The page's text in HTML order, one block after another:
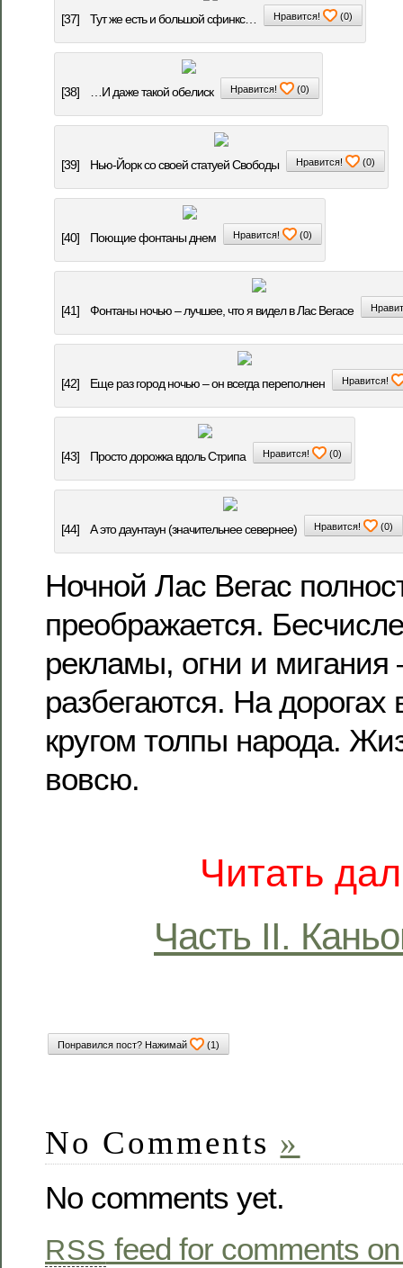
[37] Тут же есть и большой сфинкс… Нравится! (0)
[38] …И даже такой обелиск Нравится! (0)
[39] Нью-Йорк со своей статуей Свободы Нравится! (0)
[40] Поющие фонтаны днем Нравится! (0)
[41] Фонтаны ночью – лучшее, что я видел в Лас Вегасе
[42] Еще раз город ночью – он всегда переполнен Нравится!
[43] Просто дорожка вдоль Стрипа Нравится! (0)
[44] А это даунтаун (значительнее севернее) Нравится! (0)
Ночной Лас Вегас
преображается.
рекламы, огни и мигания
разбегаются. На дорогах
кругом толпы народа.
вовсю.
Читать
Часть II.
Понравился пост? Нажимай (1 )
No Comments »
No comments yet.
RSS feed for comments